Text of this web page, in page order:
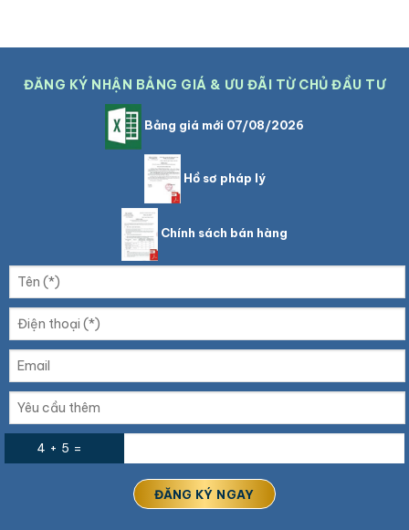
ĐĂNG KÝ NHẬN BẢNG GIÁ & ƯU ĐÃI TỪ CHỦ ĐẦU TƯ
Bảng giá mới 07/08/2026
Hồ sơ pháp lý
Chính sách bán hàng
4 + 5 =